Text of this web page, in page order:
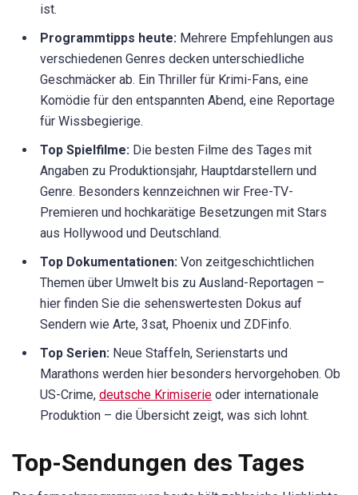
ist.
Programmtipps heute: Mehrere Empfehlungen aus
verschiedenen Genres decken unterschiedliche
Geschmäcker ab. Ein Thriller für Krimi-Fans, eine
Komödie für den entspannten Abend, eine Reportage
für Wissbegierige.
Top Spielfilme: Die besten Filme des Tages mit
Angaben zu Produktionsjahr, Hauptdarstellern und
Genre. Besonders kennzeichnen wir Free-TV-
Premieren und hochkarätige Besetzungen mit Stars
aus Hollywood und Deutschland.
Top Dokumentationen: Von zeitgeschichtlichen
Themen über Umwelt bis zu Ausland-Reportagen –
hier finden Sie die sehenswertesten Dokus auf
Sendern wie Arte, 3sat, Phoenix und ZDFinfo.
Top Serien: Neue Staffeln, Serienstarts und
Marathons werden hier besonders hervorgehoben. Ob
US-Crime, deutsche Krimiserie oder internationale
Produktion – die Übersicht zeigt, was sich lohnt.
Top-Sendungen des Tages